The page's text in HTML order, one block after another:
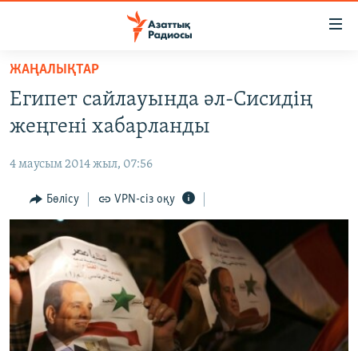
Skip
main
content
to
Navigation
Skip
Search
ҚАҢТАР ОҚИҒАСЫ
АДАМ ҚҰҚЫҚТАРЫ
ӘЛЕМ
АРНАЙЫ ЖОБАЛАР
Русский
ЖАҢАЛЫҚТАР
Египет сайлауында әл-Сисидің
жеңгені хабарланды
4 маусым 2014 жыл, 07:56
Бөлісу VPN-сіз оқу